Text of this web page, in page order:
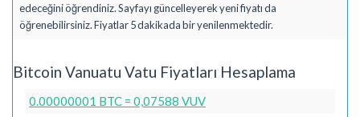
edeceğini öğrendiniz. Sayfayı güncelleyerek yeni fiyatı da
öğrenebilirsiniz. Fiyatlar 5 dakikada bir yenilenmektedir.
Bitcoin Vanuatu Vatu Fiyatları Hesaplama
0.00000001 BTC = 0,07588 VUV